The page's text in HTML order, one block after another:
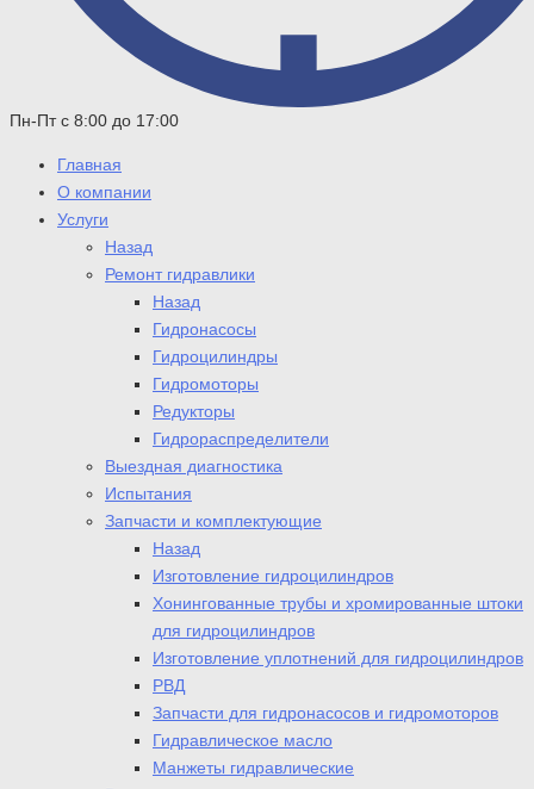
Пн-Пт с 8:00 до 17:00
Главная
О компании
Услуги
Назад
Ремонт гидравлики
Назад
Гидронасосы
Гидроцилиндры
Гидромоторы
Редукторы
Гидрораспределители
Выездная диагностика
Испытания
Запчасти и комплектующие
Назад
Изготовление гидроцилиндров
Хонингованные трубы и хромированные штоки
для гидроцилиндров
Изготовление уплотнений для гидроцилиндров
РВД
Запчасти для гидронасосов и гидромоторов
Гидравлическое масло
Манжеты гидравлические